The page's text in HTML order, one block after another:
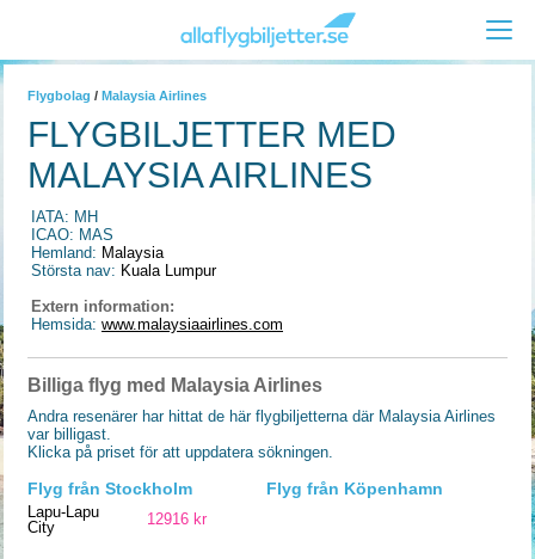
Flygbolag / Malaysia Airlines
FLYGBILJETTER MED
MALAYSIA AIRLINES
IATA: MH
ICAO: MAS
Hemland: Malaysia
Största nav: Kuala Lumpur
Extern information:
Hemsida: www.malaysiaairlines.com
Billiga flyg med Malaysia Airlines
Andra resenärer har hittat de här flygbiljetterna där Malaysia Airlines
var billigast.
Klicka på priset för att uppdatera sökningen.
Flyg från Stockholm
Lapu-Lapu
City
12916 kr
Flyg från Köpenhamn